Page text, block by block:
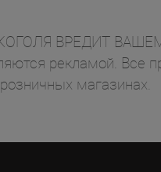
ВРЕДИТ
рекламой. Все
магазинах.